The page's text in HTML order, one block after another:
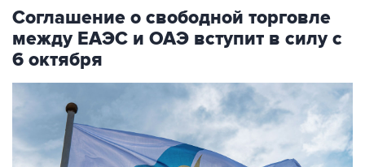
Соглашение о свободной торговле
между ЕАЭС и ОАЭ вступит в силу с
6 октября